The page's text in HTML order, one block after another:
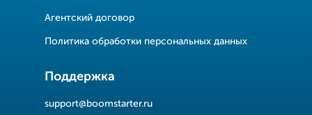
Агентский договор
Политика обработки персональных данных
Поддержка
support@boomstarter.ru